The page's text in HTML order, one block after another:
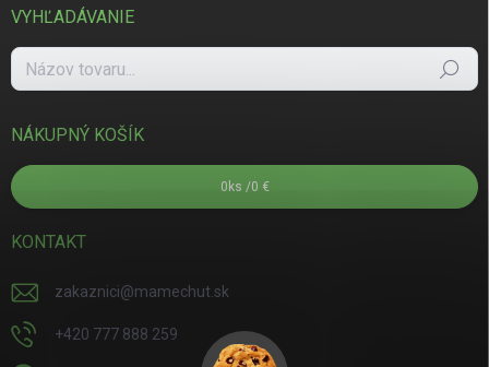
VYHĽADÁVANIE
Hľadať
NÁKUPNÝ KOŠÍK
0 ks /0 €
KONTAKT
zakaznici@mamechut.sk
+420 777 888 259